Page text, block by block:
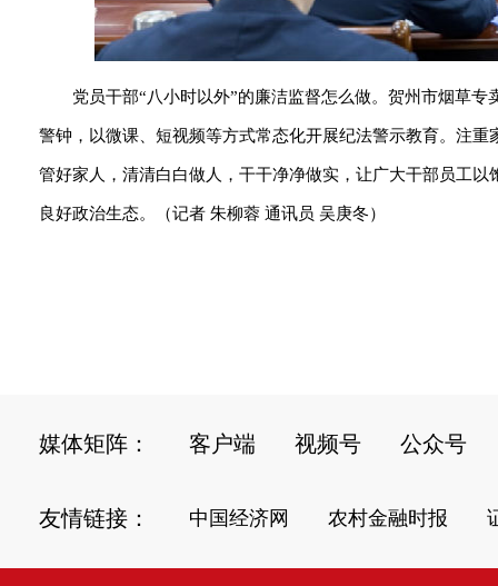
党员干部“八小时以外”的廉洁监督怎么做。贺州市烟草
警钟，以微课、短视频等方式常态化开展纪法警示教育。注
管好家人，清清白白做人，干干净净做实，让广大干部员工
良好政治生态。（记者 朱柳蓉 通讯员 吴庚冬）
媒体矩阵： 客户端 视频号 公众号
友情链接： 中国经济网 农村金融时报